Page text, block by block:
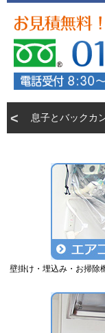
息子とバックカ
壁掛け・埋込み・お掃除